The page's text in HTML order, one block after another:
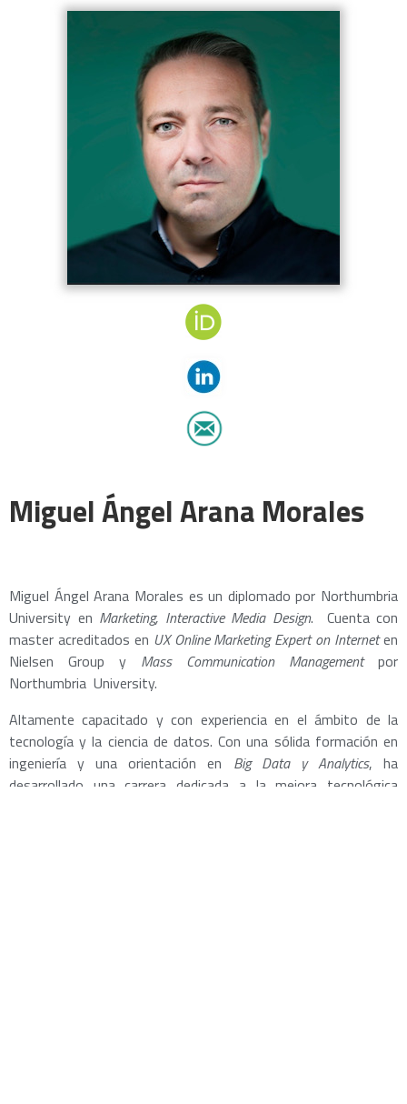
Miguel Ángel Arana Morales
Miguel Ángel Arana Morales es un diplomado por Northumbria
University en Marketing, Interactive Media Design. Cuenta con
master acreditados en UX Online Marketing Expert on Interneten
Nielsen Group y Mass Communication Managementpor
Northumbria University.
Altamente capacitado y con experiencia en el ámbito de la
tecnología y la ciencia de datos. Con una sólida formación en
ingeniería y una orientación en Big Data y Analytics, ha
desarrollado una carrera dedicada a la mejora tecnológica